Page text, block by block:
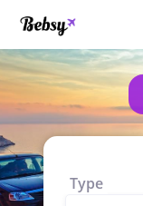
Type